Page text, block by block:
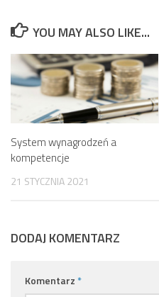
YOU MAY ALSO LIKE...
System wynagrodzeń a
kompetencje
21 STYCZNIA 2021
DODAJ KOMENTARZ
Komentarz *